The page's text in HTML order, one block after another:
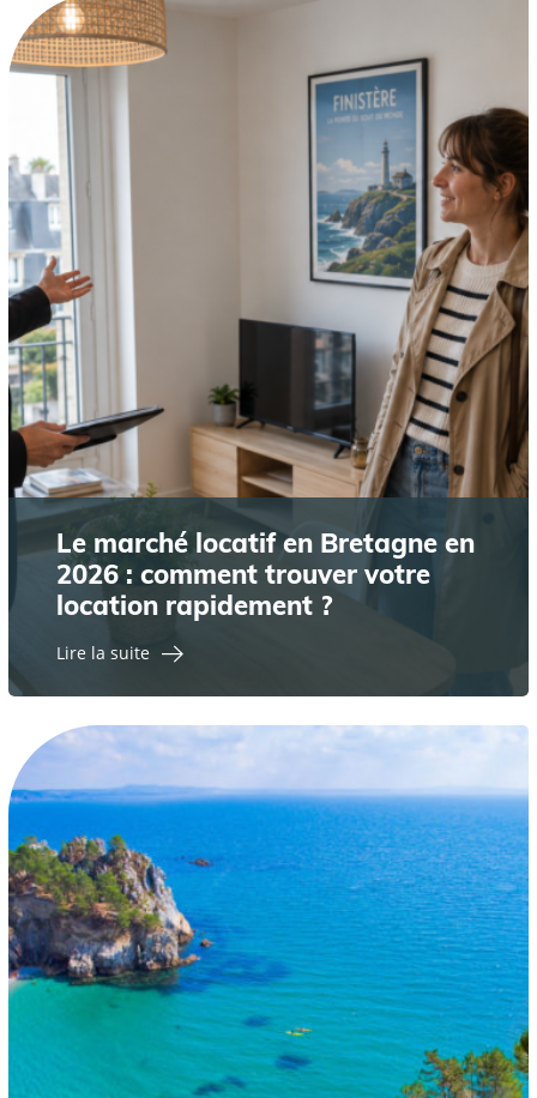
Le marché locatif en Bretagne en
2026 : comment trouver votre
location rapidement ?
Lire la suite